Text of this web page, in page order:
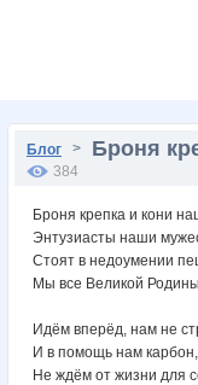
Блог > Броня
384
Броня крепка и кони
Энтузиасты наши
Стоят в недоумении
Мы все Великой
Идём вперёд, нам не
И в помощь нам карбон,
Не ждём от жизни для